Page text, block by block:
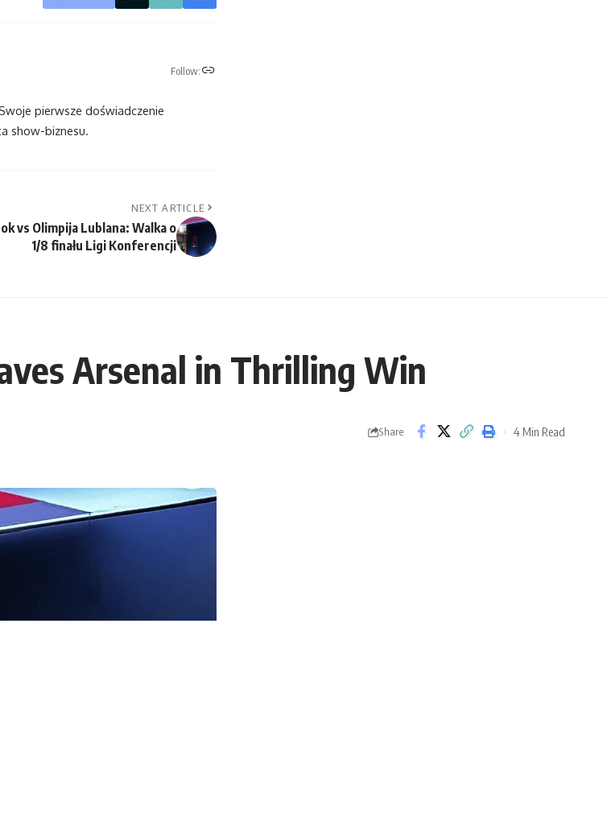
Follow:
pierwsze doświadczenie
show-biznesu.
NEXT ARTICLE
vs Olimpija Lublana: Walka o
1/8 finału Ligi Konferencji
Arsenal in Thrilling Win
Share 4 Min Read